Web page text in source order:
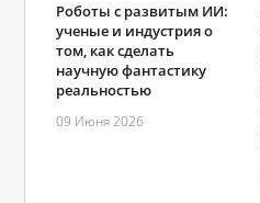
Роботы с развитым ИИ:
ученые и индустрия о
том, как сделать
научную фантастику
реальностью
09 Июня 2026